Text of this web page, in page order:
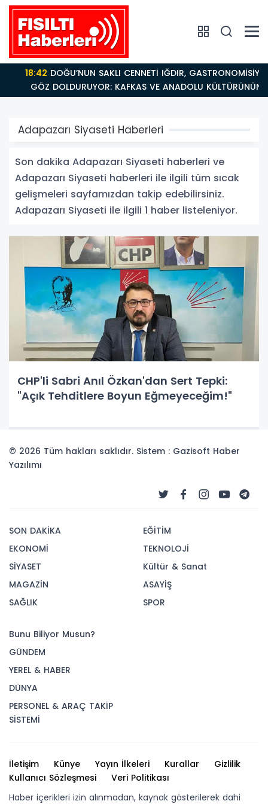
18:42DOĞU’NUN SAKLI CENNETİ IĞDIR, GASTRONOMİSİYLE
GÖZ DOLDURUYOR: KAFKAS VE ANADOLU KÜLTÜRÜNÜN
BULUŞMA NOKTASI
Adapazarı Siyaseti Haberleri
Son dakika Adapazarı Siyaseti haberleri ve
Adapazarı Siyaseti haberleri ile ilgili tüm sıcak
gelişmeleri sayfamızdan takip edebilirsiniz.
Adapazarı Siyaseti ile ilgili 1 haber listeleniyor.
CHP'li Sabri Anıl Özkan'dan Sert Tepki:
"Açık Tehditlere Boyun Eğmeyeceğim!"
© 2026 Tüm hakları saklıdır. Sistem : Gazisoft Haber
Yazılımı
SON DAKİKA
EKONOMİ
SİYASET
MAGAZİN
SAĞLIK
EĞİTİM
TEKNOLOJİ
Kültür & Sanat
ASAYİŞ
SPOR
Bunu Biliyor Musun?
GÜNDEM
YEREL & HABER
DÜNYA
PERSONEL & ARAÇ TAKİP
SİSTEMİ
İletişim Künye Yayın İlkeleri Kurallar
Gizlilik
Kullanıcı Sözleşmesi
Veri Politikası
Haber içerikleri izin alınmadan, kaynak gösterilerek dahi